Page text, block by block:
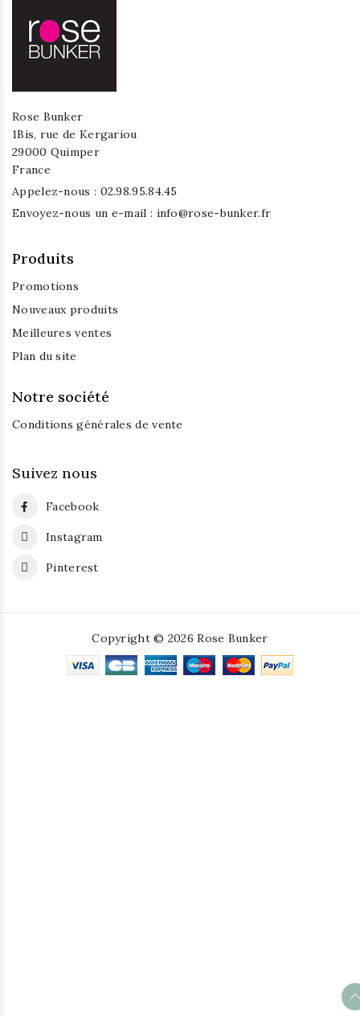
Rose Bunker
1Bis, rue de Kergariou
29000 Quimper
France
Appelez-nous : 02.98.95.84.45
Envoyez-nous un e-mail : info@rose-bunker.fr
Produits
Promotions
Nouveaux produits
Meilleures ventes
Plan du site
Notre société
Conditions générales de vente
Suivez nous
Facebook
Instagram
Pinterest
Copyright © 2026 Rose Bunker